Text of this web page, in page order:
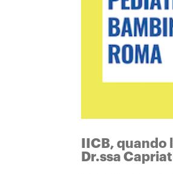
IICB,
Dr.ssa